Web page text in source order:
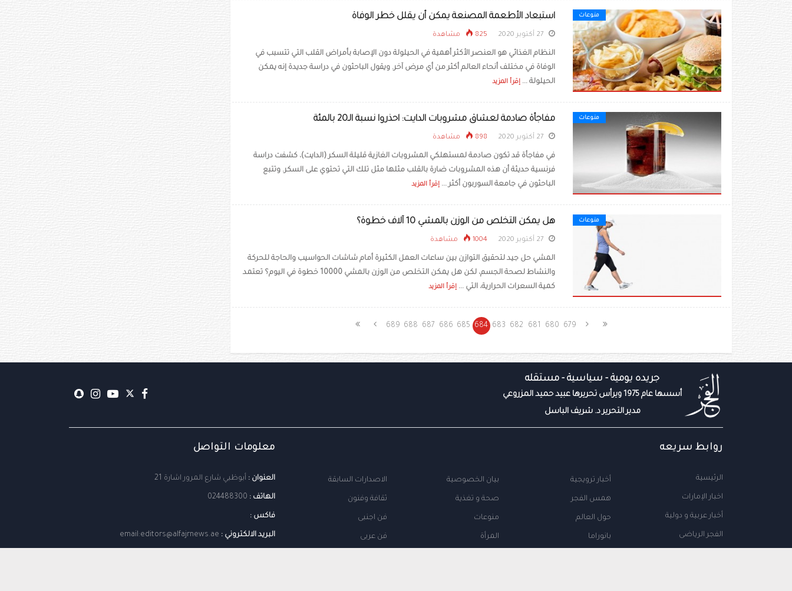
منوعات استبعاد الأطعمة المصنعة يمكن أن يقلل خطر الوفاة
825 مشاهدة
النظام الغذائي هو العنصر الأكثر أهمية في الحيلولة دون الإصابة بأمراض القلب التي تتسبب في
الوفاة في مختلف أنحاء العالم أكثر من أي مرض آخر. ويقول الباحثون في دراسة جديدة إنه يمكن
الحيلولة ... إقرأ المزيد
منوعات مفاجأة صادمة لعشاق مشروبات الدايت: احذروا نسبة الـ20 بالمئة
898 مشاهدة
في مفاجأة قد تكون صادمة لمستهلكي المشروبات الغازية قليلة السكر (الدايت)، كشفت دراسة
فرنسية حديثة أن هذه المشروبات ضارة بالقلب مثلها مثل تلك التي تحتوي على السكر. وتتبع
الباحثون في جامعة السوربون أكثر ... إقرأ المزيد
منوعات هل يمكن التخلص من الوزن بالمشي 10 آلاف خطوة؟
1004 مشاهدة
المشي حل جيد لتحقيق التوازن بين ساعات العمل الكثيرة أمام شاشات الحواسيب والحاجة للحركة
والنشاط لصحة الجسم، لكن هل يمكن التخلص من الوزن بالمشي 10000 خطوة في اليوم؟ تعتمد
كمية السعرات الحرارية، التي ... إقرأ المزيد
679
680
681
682
683
684
685
686
687
688
689
جريده يومية - سياسية - مستقله
أسسها عام 1975 ويرأس تحريرها عبيد حميد المزروعي
مدير التحرير د. شريف الباسل
روابط سريعه
الرئيسية
اخبار الإمارات
أخبار عربية و دولية
الفجر الرياضى
أخبار ترويجية
همس الفجر
حول العالم
بانوراما
بيان الخصوصية
صحة و تغذية
منوعات
المرأة
الاصدارات السابقة
ثقافة وفنون
فن اجنبى
فن عربى
معلومات التواصل
العنوان : أبوظبي شارع المرور اشارة 21
الهاتف : 024488300
فاكس :
البريد الالكتروني : email:editors@alfajrnews.ae